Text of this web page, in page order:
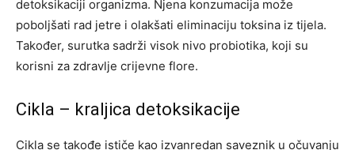
detoksikaciji organizma. Njena konzumacija može
poboljšati rad jetre i olakšati eliminaciju toksina iz tijela.
Također, surutka sadrži visok nivo probiotika, koji su
korisni za zdravlje crijevne flore.
Cikla – kraljica detoksikacije
Cikla se takođe ističe kao izvanredan saveznik u očuvanju